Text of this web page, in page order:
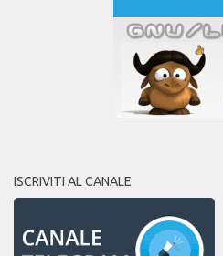
ISCRIVITI AL CANALE